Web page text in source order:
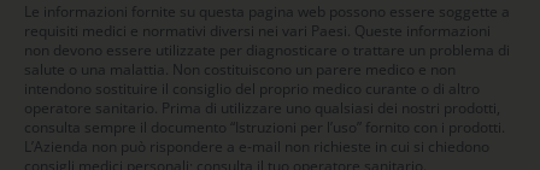
Le informazioni fornite su questa pagina web possono essere soggette a
requisiti medici e normativi diversi nei vari Paesi. Queste informazioni
non devono essere utilizzate per diagnosticare o trattare un problema di
salute o una malattia. Non costituiscono un parere medico e non
intendono sostituire il consiglio del proprio medico curante o di altro
operatore sanitario. Prima di utilizzare uno qualsiasi dei nostri prodotti,
consulta sempre il documento “Istruzioni per l’uso” fornito con i prodotti.
L’Azienda non può rispondere a e-mail non richieste in cui si chiedono